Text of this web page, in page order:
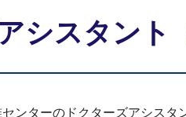
シスタント
ンターのドクターズアシス